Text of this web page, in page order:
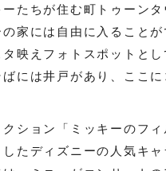
ーたちが住む町トゥーン
の家には自由に入ること
タ映えフォトスポットと
ばには井戸があり、ここ
クション「ミッキーのフ
したディズニーの人気キ